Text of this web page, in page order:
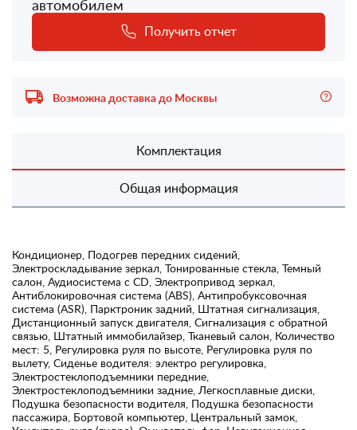
автомобилем
Получить отчет
Возможна доставка до Москвы
Комплектация
Общая информация
Кондиционер, Подогрев передних сидений,
Электроскладывание зеркал, Тонированные стекла, Темный
салон, Аудиосистема с CD, Электропривод зеркал,
Антиблокировочная система (ABS), Антипробуксовочная
система (ASR), Парктроник задний, Штатная сигнализация,
Дистанционный запуск двигателя, Сигнализация с обратной
связью, Штатный иммобилайзер, Тканевый салон, Количество
мест: 5, Регулировка руля по высоте, Регулировка руля по
вылету, Сиденье водителя: электро регулировка,
Электростеклоподъемники передние,
Электростеклоподъемники задние, Легкосплавные диски,
Подушка безопасности водителя, Подушка безопасности
пассажира, Бортовой компьютер, Центральный замок,